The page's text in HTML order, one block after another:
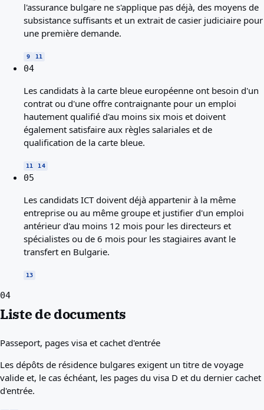
l'assurance bulgare ne s'applique pas déjà, des moyens de
subsistance suffisants et un extrait de casier judiciaire pour
une première demande.
9 11
04
Les candidats à la carte bleue européenne ont besoin d'un
contrat ou d'une offre contraignante pour un emploi
hautement qualifié d'au moins six mois et doivent
également satisfaire aux règles salariales et de
qualification de la carte bleue.
11 14
05
Les candidats ICT doivent déjà appartenir à la même
entreprise ou au même groupe et justifier d'un emploi
antérieur d'au moins 12 mois pour les directeurs et
spécialistes ou de 6 mois pour les stagiaires avant le
transfert en Bulgarie.
13
04
Liste de documents
Passeport, pages visa et cachet d'entrée
Les dépôts de résidence bulgares exigent un titre de voyage
valide et, le cas échéant, les pages du visa D et du dernier cachet
d'entrée.